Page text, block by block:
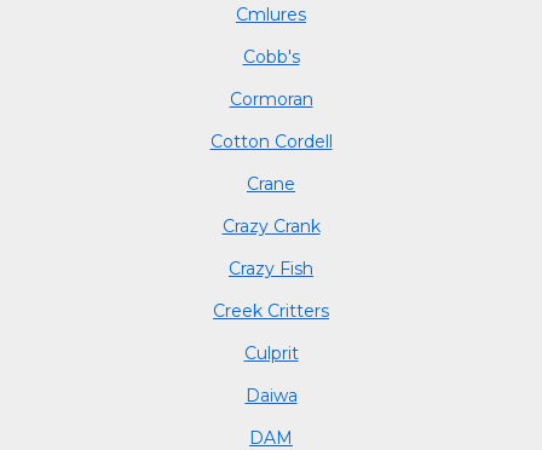
Cmlures
Cobb's
Cormoran
Cotton Cordell
Crane
Crazy Crank
Crazy Fish
Creek Critters
Culprit
Daiwa
DAM